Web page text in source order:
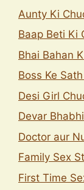
Aunty Ki
Baap Beti Ki
Bhai Bahan
Boss Ke
Desi Girl
Devar
Doctor aur
Family Sex
First Time